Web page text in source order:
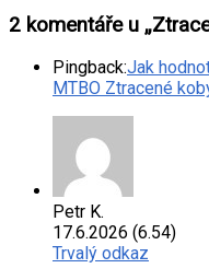
2 komentáře u „
Pingback:Jak
MTBO Ztracené
Petr K.
17.6.2026 (6.54)
Trvalý odkaz